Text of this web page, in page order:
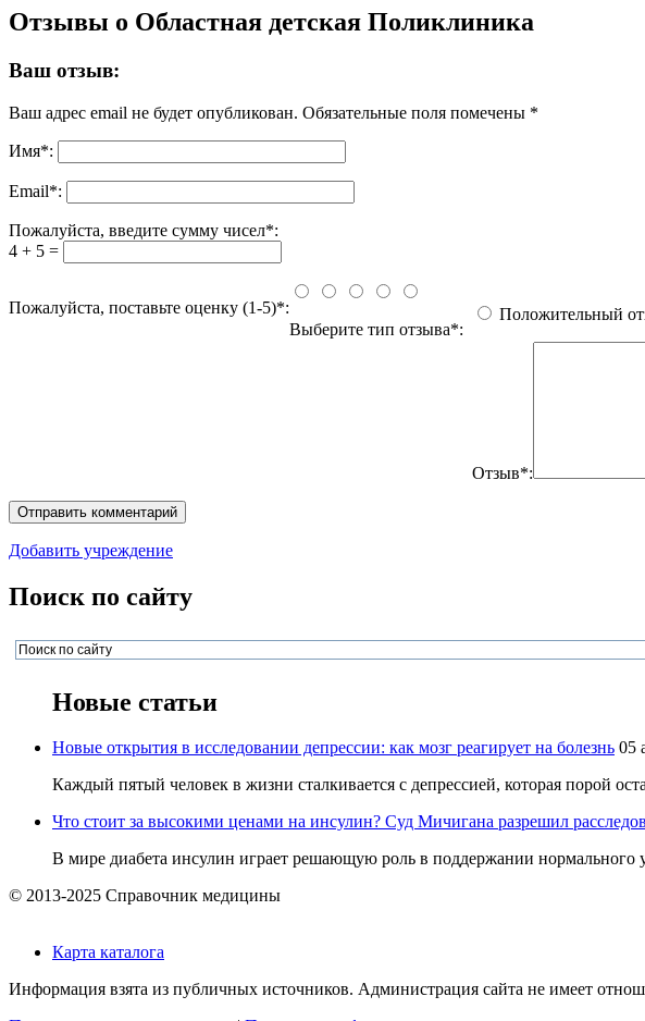
Отзывы о Областная детская Поликлиника
Ваш отзыв:
Ваш адрес email не будет опубликован. Обязательные поля помечены *
Имя*:
Email*:
Пожалуйста, введите сумму чисел*:
4 + 5 =
Пожалуйста, поставьте оценку (1-5)*:
Выберите тип отзыва*:
Положительный
Отзыв*:
Добавить учреждение
Поиск по сайту
Новые статьи
Новые открытия в исследовании депрессии: как мозг реагирует на болезнь 05
Каждый пятый человек в жизни сталкивается с депрессией, которая порой
Что стоит за высокими ценами на инсулин? Суд Мичигана разрешил
В мире диабета инсулин играет решающую роль в поддержании нормального
© 2013-2025 Справочник медицины
Карта каталога
Информация взята из публичных источников. Администрация сайта не имеет